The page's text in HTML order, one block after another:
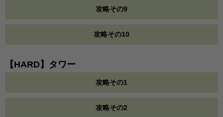
攻略その9
攻略その10
【HARD】タワー
攻略その1
攻略その2